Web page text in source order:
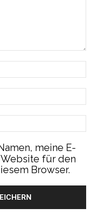
meine E-
für den
Browser.